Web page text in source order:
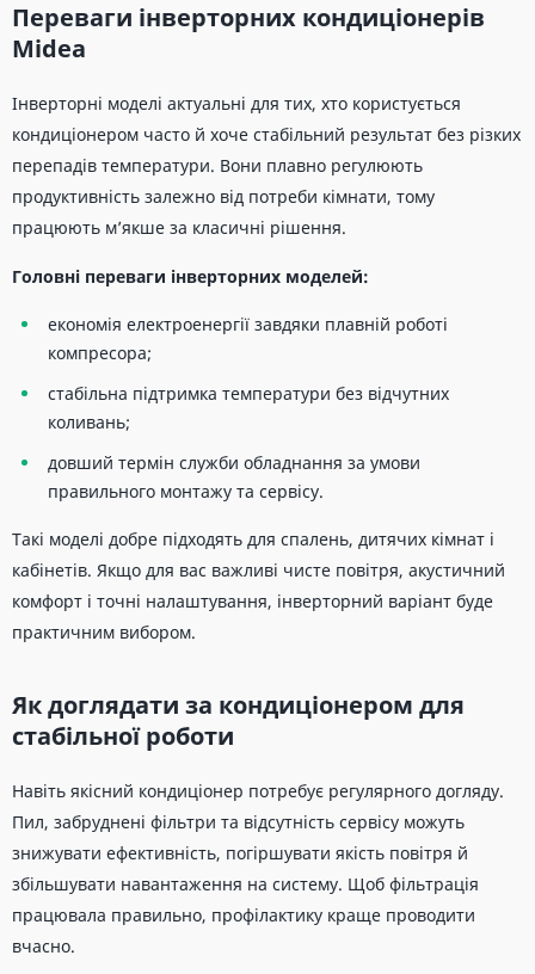
Переваги інверторних кондиціонерів
Midea
Інверторні моделі актуальні для тих, хто користується
кондиціонером часто й хоче стабільний результат без різких
перепадів температури. Вони плавно регулюють
продуктивність залежно від потреби кімнати, тому
працюють м’якше за класичні рішення.
Головні переваги інверторних моделей:
економія електроенергії завдяки плавній роботі
компресора;
стабільна підтримка температури без відчутних
коливань;
довший термін служби обладнання за умови
правильного монтажу та сервісу.
Такі моделі добре підходять для спалень, дитячих кімнат і
кабінетів. Якщо для вас важливі чисте повітря, акустичний
комфорт і точні налаштування, інверторний варіант буде
практичним вибором.
Як доглядати за кондиціонером для
стабільної роботи
Навіть якісний кондиціонер потребує регулярного догляду.
Пил, забруднені фільтри та відсутність сервісу можуть
знижувати ефективність, погіршувати якість повітря й
збільшувати навантаження на систему. Щоб фільтрація
працювала правильно, профілактику краще проводити
вчасно.